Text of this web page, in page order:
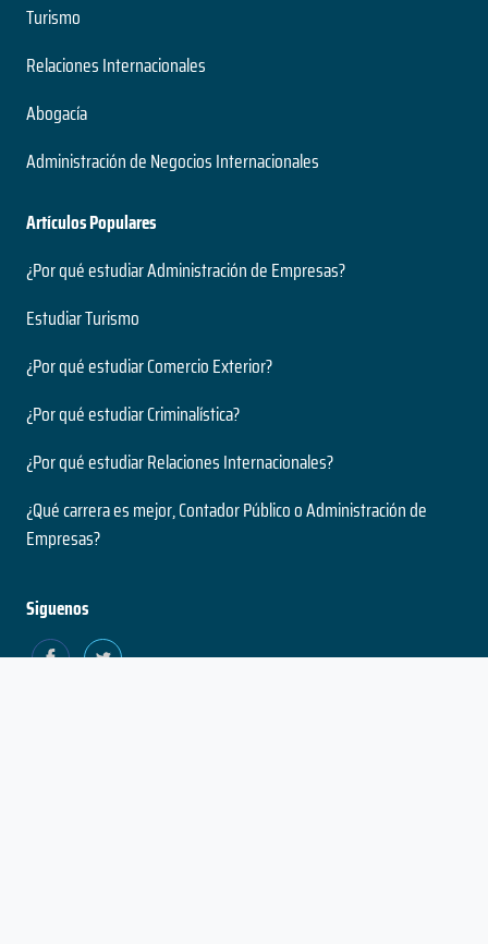
Turismo
Relaciones Internacionales
Abogacía
Administración de Negocios Internacionales
Artículos Populares
¿Por qué estudiar Administración de Empresas?
Estudiar Turismo
¿Por qué estudiar Comercio Exterior?
¿Por qué estudiar Criminalística?
¿Por qué estudiar Relaciones Internacionales?
¿Qué carrera es mejor, Contador Público o Administración de
Empresas?
Siguenos